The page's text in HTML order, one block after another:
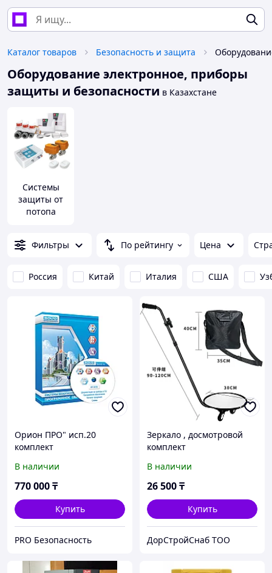
Каталог товаров Безопасность и защита
Оборудование электронное, приборы
защиты и безопасности в Казахстане
Системы
защиты от
потопа
Фильтры По рейтингу Цена
Россия Китай Италия США
Орион ПРО" исп.20
комплект
В наличии
770 000₸
Купить
PRO Безопасность
Зеркало , досмотровой
комплект
В наличии
26 500₸
Купить
ДорСтройСнаб ТОО